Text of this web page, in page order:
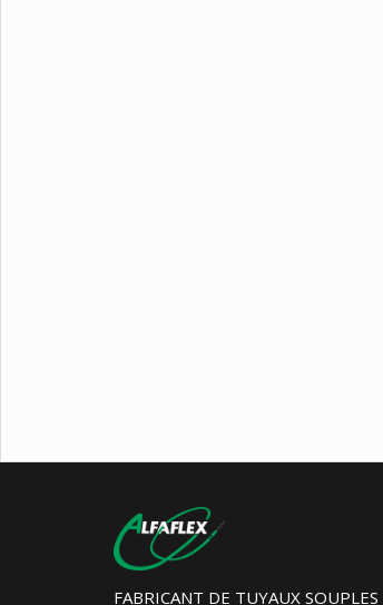
FABRICANT DE TUYAUX SOUPLES